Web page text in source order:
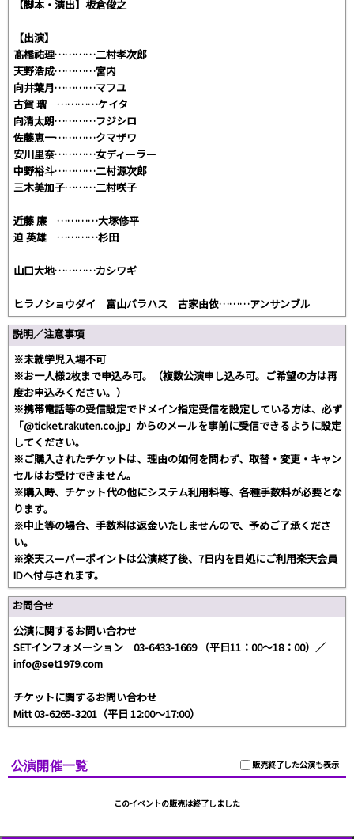
【脚本・演出】板倉俊之
【出演】
髙橋祐理…………二村孝次郎
天野浩成…………宮内
向井葉月…………マフユ
古賀 瑠 …………ケイタ
向清太朗…………フジシロ
佐藤恵一…………クマザワ
安川里奈…………女ディーラー
中野裕斗…………二村源次郎
三木美加子………二村咲子
近藤 廉 …………大塚修平
迫 英雄 …………杉田
山口大地…………カシワギ
ヒラノショウダイ 富山バラハス 古家由依………アンサンブル
説明／注意事項
※未就学児入場不可
※お一人様2枚まで申込み可。（複数公演申し込み可。ご希望の方は再
度お申込みください。）
※携帯電話等の受信設定でドメイン指定受信を設定している方は、必ず
「@ticket.rakuten.co.jp」からのメールを事前に受信できるように設定
してください。
※ご購入されたチケットは、理由の如何を問わず、取替・変更・キャン
セルはお受けできません。
※購入時、チケット代の他にシステム利用料等、各種手数料が必要とな
ります。
※中止等の場合、手数料は返金いたしませんので、予めご了承くださ
い。
※楽天スーパーポイントは公演終了後、7日内を目処にご利用楽天会員
IDへ付与されます。
お問合せ
公演に関するお問い合わせ
SETインフォメーション 03-6433-1669 （平日11：00～18：00）／
info@set1979.com
チケットに関するお問い合わせ
Mitt 03-6265-3201（平日 12:00〜17:00）
販売終了した公演も表示
公演開催一覧
このイベントの販売は終了しました